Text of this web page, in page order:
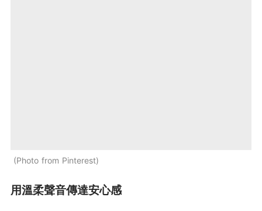
Photo from Pinterest
用溫柔聲音傳達安心感